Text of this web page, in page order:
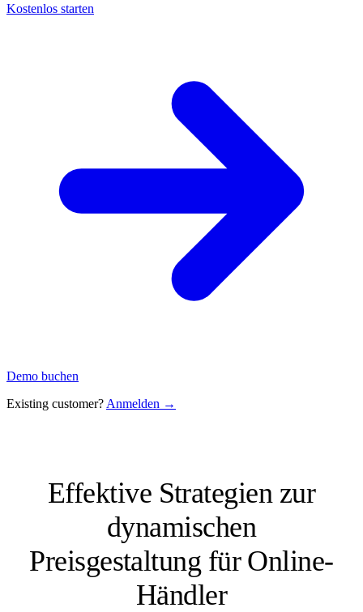
Kostenlos starten
Demo buchen
Existing customer? Anmelden →
Effektive Strategien zur
dynamischen
Preisgestaltung für Online-
Händler